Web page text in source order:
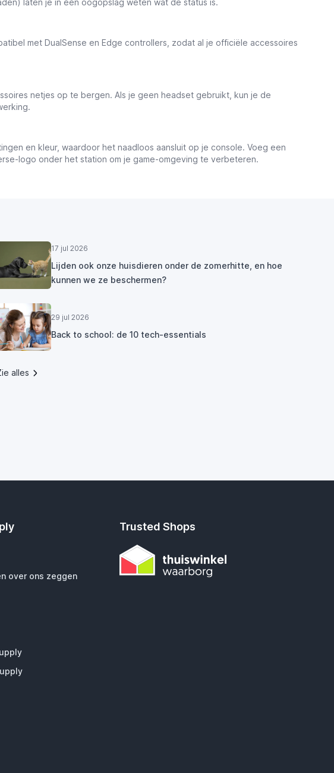
laten je in één oogopslag weten wat de status is.
met DualSense en Edge controllers, zodat al je officiële accessoires
netjes op te bergen. Als je geen headset gebruikt, kun je de
en kleur, waardoor het naadloos aansluit op je console. Voeg een
logo onder het station om je game-omgeving te verbeteren.
17 jul 2026
Lijden ook onze huisdieren onder de zomerhitte, en hoe
kunnen we ze beschermen?
29 jul 2026
Back to school: de 10 tech-essentials
alles
over ons zeggen
Trusted Shops